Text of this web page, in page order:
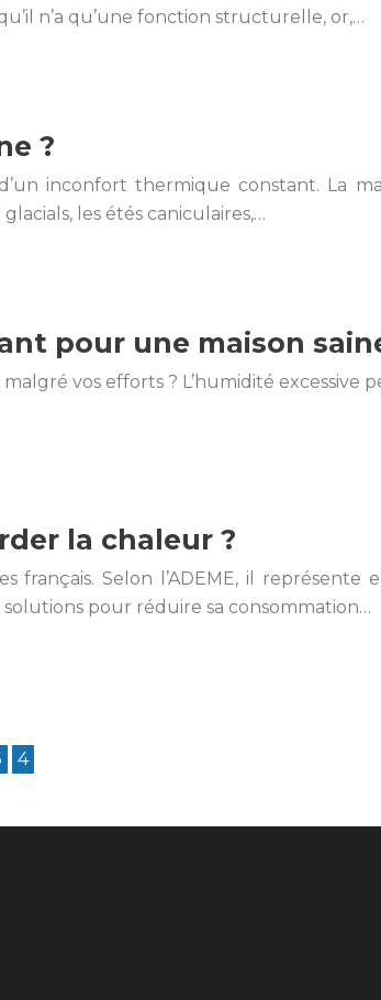
n’a qu’une fonction structurelle, or,…
?
inconfort thermique constant. La
les étés caniculaires,…
pour une maison
vos efforts ? L’humidité excessive
la chaleur ?
Selon l’ADEME, il représente
pour réduire sa consommation…
4